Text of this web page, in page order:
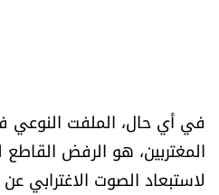
في أي حال، الملفت النوعي
المغتربين، هو الرفض القاطع
لاستبعاد الصوت الاغترابي